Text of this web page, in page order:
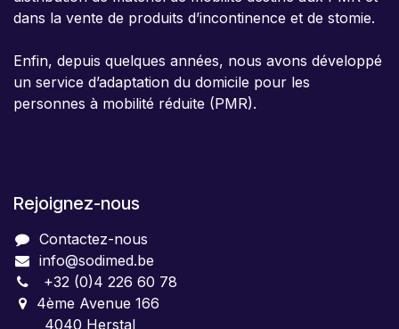
dans la vente de produits d’incontinence et de stomie.
Enfin, depuis quelques années, nous avons développé
un service d’adaptation du domicile pour les
personnes à mobilité réduite (PMR).
Rejoignez-nous
Contactez-nous
info@sodimed.be
+32 (0)4 226 60 78
4ème Avenue 166
4040 Herstal